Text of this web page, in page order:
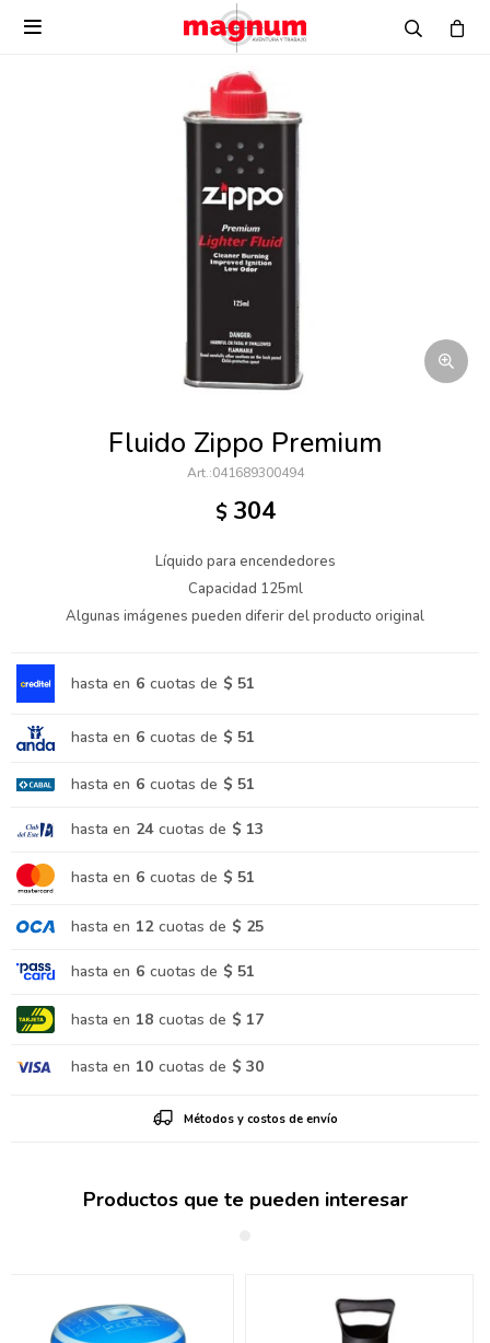

Fluido Zippo Premium
041689300494
$ 304
Líquido para encendedores
Capacidad 125ml
Algunas imágenes pueden diferir del producto original
hasta en 6 cuotas de $ 51
hasta en 6 cuotas de $ 51
hasta en 6 cuotas de $ 51
hasta en 24 cuotas de $ 13
hasta en 6 cuotas de $ 51
hasta en 12 cuotas de $ 25
hasta en 6 cuotas de $ 51
hasta en 18 cuotas de $ 17
hasta en 10 cuotas de $ 30
Métodos y costos de envío
Productos que te pueden interesar